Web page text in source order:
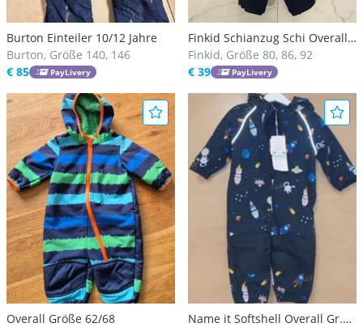
Burton Einteiler 10/12 Jahre
Burton, Größe 140, 146
€ 85
PayLivery
Finkid Schianzug Schi Overall
Ski Anzug
Finkid, Größe 80, 86, 92
€ 39
PayLivery
Overall Größe 62/68
Name it Softshell Overall Gr.